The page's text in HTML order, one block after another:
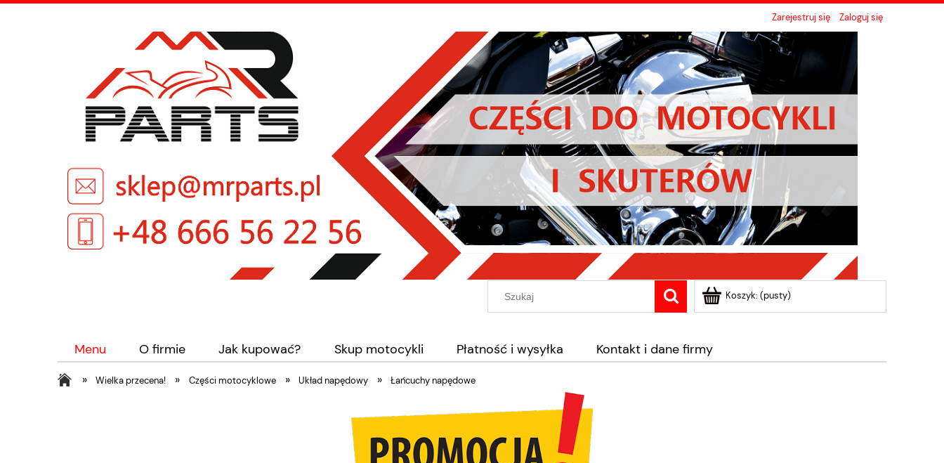
Zarejestruj się Zaloguj się
Koszyk: (pusty)
Menu O firmie Jak kupować? Skup motocykli Płatność i wysyłka Kontakt i dane firmy
» Wielka przecena! » Części motocyklowe » Układ napędowy » Łańcuchy napędowe